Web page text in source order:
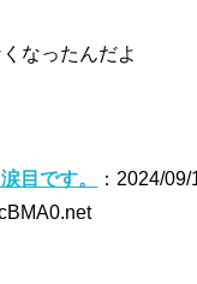
なったんだよ
目です。
：2024/